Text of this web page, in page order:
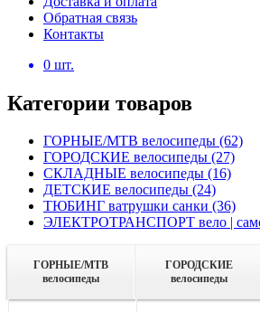
Обратная связь
Контакты
0 шт.
Категории товаров
ГОРНЫЕ/MTB велосипеды (62)
ГОРОДСКИЕ велосипеды (27)
СКЛАДНЫЕ велосипеды (16)
ДЕТСКИЕ велосипеды (24)
ТЮБИНГ ватрушки санки (36)
ЭЛЕКТРОТРАНСПОРТ вело |
ГОРНЫЕ/MTB
велосипеды
ГОРОДСКИЕ
велосипеды